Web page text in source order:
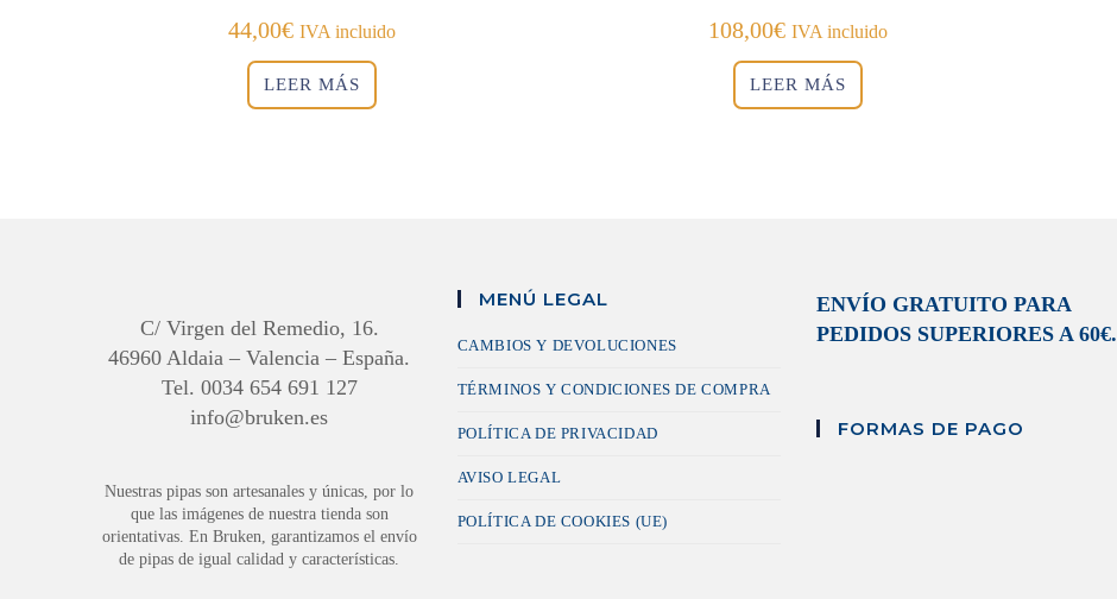
44,00€ IVA incluido
LEER MÁS
108,00€ IVA incluido
LEER MÁS
C/ Virgen del Remedio, 16.
46960 Aldaia – Valencia – España.
Tel. 0034 654 691 127
info@bruken.es
Nuestras pipas son artesanales y únicas, por lo
que las imágenes de nuestra tienda son
orientativas. En Bruken, garantizamos el envío
de pipas de igual calidad y características.
MENÚ LEGAL
CAMBIOS Y DEVOLUCIONES
TÉRMINOS Y CONDICIONES DE COMPRA
POLÍTICA DE PRIVACIDAD
AVISO LEGAL
POLÍTICA DE COOKIES (UE)
ENVÍO GRATUITO PARA
PEDIDOS SUPERIORES A 60€.
FORMAS DE PAGO